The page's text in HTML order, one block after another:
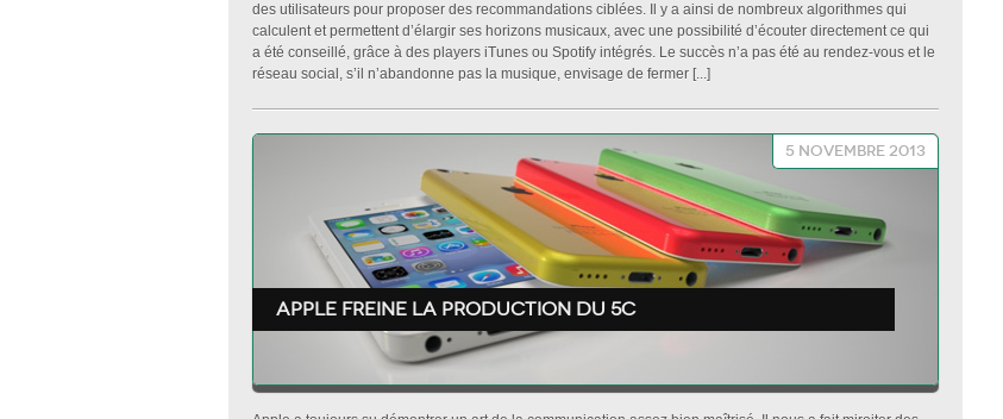
des utilisateurs pour proposer des recommandations ciblées. Il y a ainsi de nombreux algorithmes qui
calculent et permettent d’élargir ses horizons musicaux, avec une possibilité d’écouter directement ce qui
a été conseillé, grâce à des players iTunes ou Spotify intégrés. Le succès n’a pas été au rendez-vous et le
réseau social, s’il n’abandonne pas la musique, envisage de fermer [...]
5 novembre 2013
Apple freine la production du 5C